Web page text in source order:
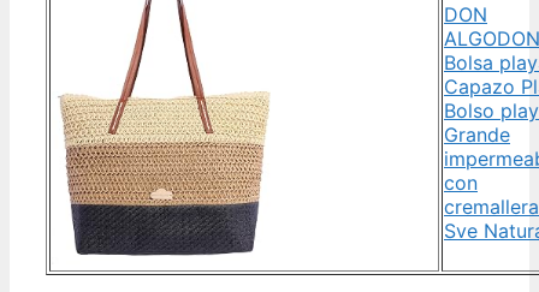
DON
Bolsa
Capazo
Bolso
Grande
con
Sve